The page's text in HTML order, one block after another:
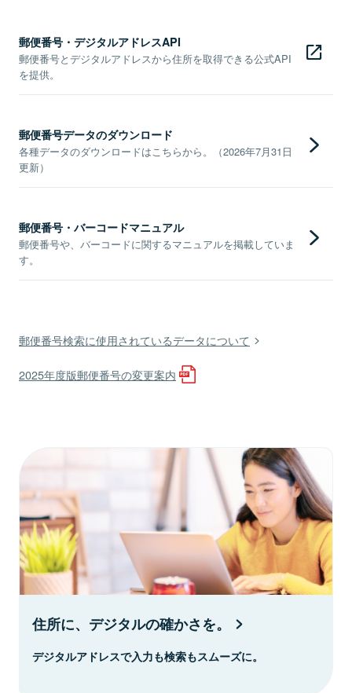
郵便番号・デジタルアドレスAPI
郵便番号とデジタルアドレスから住所を取得できる公式API
を提供。
郵便番号データのダウンロード
各種データのダウンロードはこちらから。（2026年7月31日
更新）
郵便番号・バーコードマニュアル
郵便番号や、バーコードに関するマニュアルを掲載していま
す。
郵便番号検索に使用されているデータについて
2025年度版郵便番号の変更案内
住所に、デジタルの確かさを。
デジタルアドレスで入力も検索もスムーズに。